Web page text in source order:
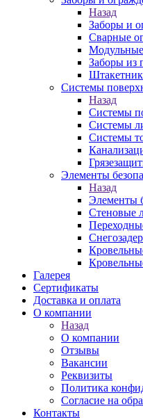
Назад
Заборы и
Сварные
Заборы из
Системы
Назад
Системы
Системы
Системы
Элементы
Назад
Элементы
Стеновые
Галерея
Сертификаты
Доставка и оплата
О компании
Назад
О компании
Отзывы
Вакансии
Реквизиты
Политика
Согласие на
Контакты